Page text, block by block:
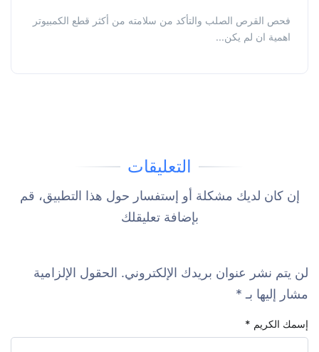
فحص القرص الصلب والتأكد من سلامته من أكثر قطع الكمبيوتر
اهمية ان لم يكن...
التعليقات
إن كان لديك مشكلة أو إستفسار حول هذا التطبيق، قم
بإضافة تعليقلك
لن يتم نشر عنوان بريدك الإلكتروني. الحقول الإلزامية
مشار إليها بـ *
إسمك الكريم *